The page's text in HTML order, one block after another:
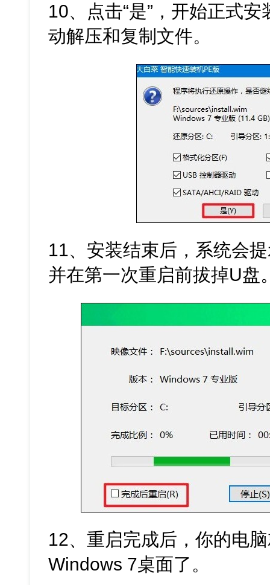
10、点击“是”，开始正式
动解压和复制文件。
11、安装结束后，系统会
并在第一次重启前拔掉U盘
12、重启完成后，你的电
Windows 7桌面了。